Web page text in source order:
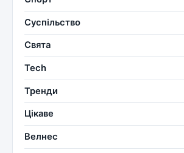
Суспільство
Свята
Tech
Тренди
Цікаве
Велнес